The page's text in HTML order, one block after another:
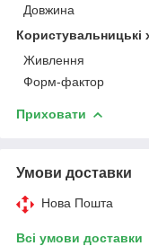
Довжина
Користувальницькі
Живлення
Форм-фактор
Приховати
Умови доставки
Нова Пошта
Всі умови доставки